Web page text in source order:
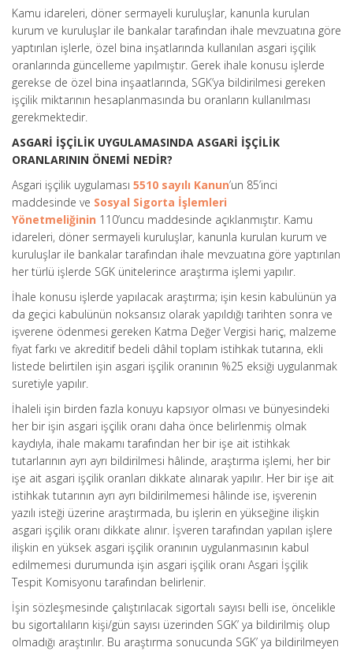
Kamu idareleri, döner sermayeli kuruluşlar, kanunla kurulan
kurum ve kuruluşlar ile bankalar tarafından ihale mevzuatına göre
yaptırılan işlerle, özel bina inşatlarında kullanılan asgari işçilik
oranlarında güncelleme yapılmıştır. Gerek ihale konusu işlerde
gerekse de özel bina inşaatlarında, SGK’ya bildirilmesi gereken
işçilik miktarının hesaplanmasında bu oranların kullanılması
gerekmektedir.
ASGARİ İŞÇİLİK UYGULAMASINDA ASGARİ İŞÇİLİK
ORANLARININ ÖNEMİ NEDİR?
Asgari işçilik uygulaması 5510 sayılı Kanun’un 85’inci
maddesinde ve Sosyal Sigorta İşlemleri
Yönetmeliğinin 110’uncu maddesinde açıklanmıştır. Kamu
idareleri, döner sermayeli kuruluşlar, kanunla kurulan kurum ve
kuruluşlar ile bankalar tarafından ihale mevzuatına göre yaptırılan
her türlü işlerde SGK ünitelerince araştırma işlemi yapılır.
İhale konusu işlerde yapılacak araştırma; işin kesin kabulünün ya
da geçici kabulünün noksansız olarak yapıldığı tarihten sonra ve
işverene ödenmesi gereken Katma Değer Vergisi hariç, malzeme
fiyat farkı ve akreditif bedeli dâhil toplam istihkak tutarına, ekli
listede belirtilen işin asgari işçilik oranının %25 eksiği uygulanmak
suretiyle yapılır.
İhaleli işin birden fazla konuyu kapsıyor olması ve bünyesindeki
her bir işin asgari işçilik oranı daha önce belirlenmiş olmak
kaydıyla, ihale makamı tarafından her bir işe ait istihkak
tutarlarının ayrı ayrı bildirilmesi hâlinde, araştırma işlemi, her bir
işe ait asgari işçilik oranları dikkate alınarak yapılır. Her bir işe ait
istihkak tutarının ayrı ayrı bildirilmemesi hâlinde ise, işverenin
yazılı isteği üzerine araştırmada, bu işlerin en yükseğine ilişkin
asgari işçilik oranı dikkate alınır. İşveren tarafından yapılan işlere
ilişkin en yüksek asgari işçilik oranının uygulanmasının kabul
edilmemesi durumunda işin asgari işçilik oranı Asgari İşçilik
Tespit Komisyonu tarafından belirlenir.
İşin sözleşmesinde çalıştırılacak sigortalı sayısı belli ise, öncelikle
bu sigortalıların kişi/gün sayısı üzerinden SGK’ ya bildirilmiş olup
olmadığı araştırılır. Bu araştırma sonucunda SGK’ ya bildirilmeyen